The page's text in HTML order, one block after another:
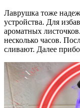
Лаврушка тоже
устройства. Для
ароматных
несколько часов.
сливают. Далее